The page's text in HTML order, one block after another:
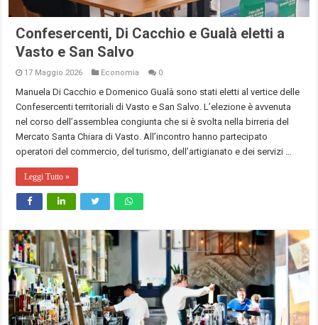
Confesercenti, Di Cacchio e Gualà eletti a
Vasto e San Salvo
17 Maggio 2026 Economia 0
Manuela Di Cacchio e Domenico Gualà sono stati eletti al vertice delle
Confesercenti territoriali di Vasto e San Salvo. L’elezione è avvenuta
nel corso dell’assemblea congiunta che si è svolta nella birreria del
Mercato Santa Chiara di Vasto. All’incontro hanno partecipato
operatori del commercio, del turismo, dell’artigianato e dei servizi …
Leggi Tutto »